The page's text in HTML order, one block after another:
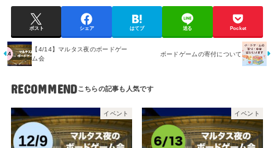
ポスト シェア はてブ 送る Pocket
【4/14】マルタス夜のボードゲー
ム会
ボードゲームの寄付について
RECOMMEND
イベント イベント